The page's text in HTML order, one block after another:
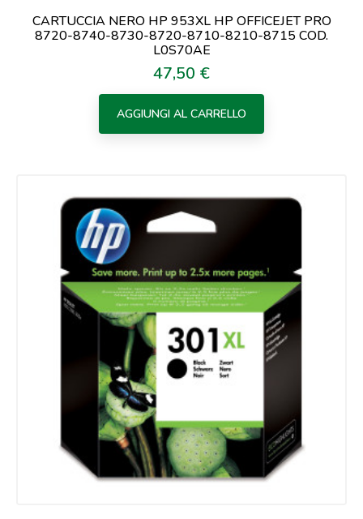
CARTUCCIA NERO HP 953XL HP OFFICEJET PRO
8720-8740-8730-8720-8710-8210-8715 COD.
L0S70AE
Prezzo
47,50 €
AGGIUNGI AL CARRELLO